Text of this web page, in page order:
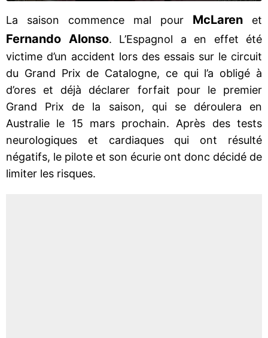
La saison commence mal pour McLaren et
Fernando Alonso. L’Espagnol a en effet été
victime d’un accident lors des essais sur le circuit
du Grand Prix de Catalogne, ce qui l’a obligé à
d’ores et déjà déclarer forfait pour le premier
Grand Prix de la saison, qui se déroulera en
Australie le 15 mars prochain. Après des tests
neurologiques et cardiaques qui ont résulté
négatifs, le pilote et son écurie ont donc décidé de
limiter les risques.